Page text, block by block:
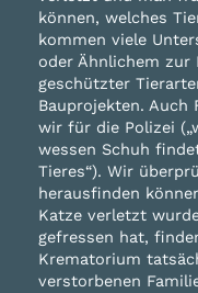
können, welches
kommen viele
oder Ähnlichem zur
geschützter
Bauprojekten. Auch
wir für die Polizei
wessen Schuh
Tieres“). Wir
herausfinden
Katze verletzt
gefressen hat,
Krematorium
verstorbenen